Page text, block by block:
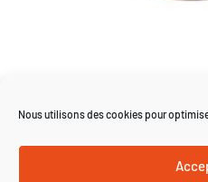
Nous utilisons des cookies pour
Wooden board
86,00€